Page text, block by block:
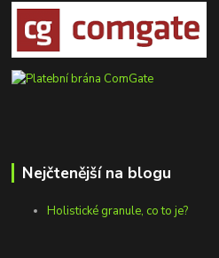
Nejčtenější na blogu
Holistické granule, co to je?